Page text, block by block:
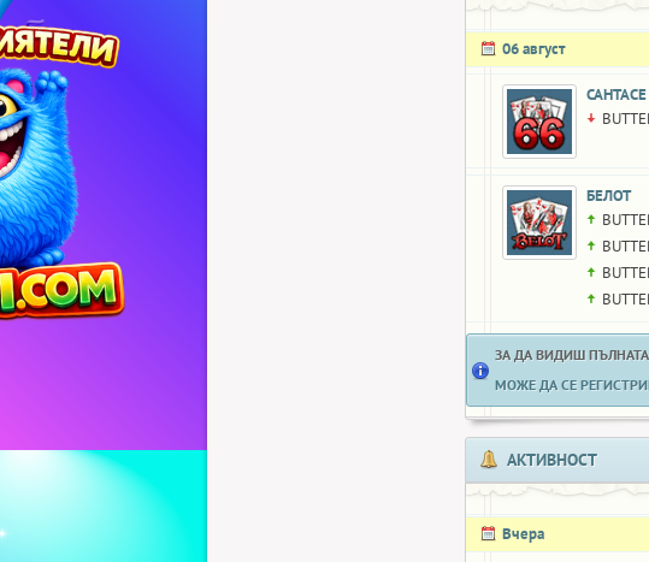
06 август
САНТАСЕ
БЕЛОТ
ЗА ДА ВИДИШ
МОЖЕ ДА СЕ
АКТИВНОСТ
Вчера